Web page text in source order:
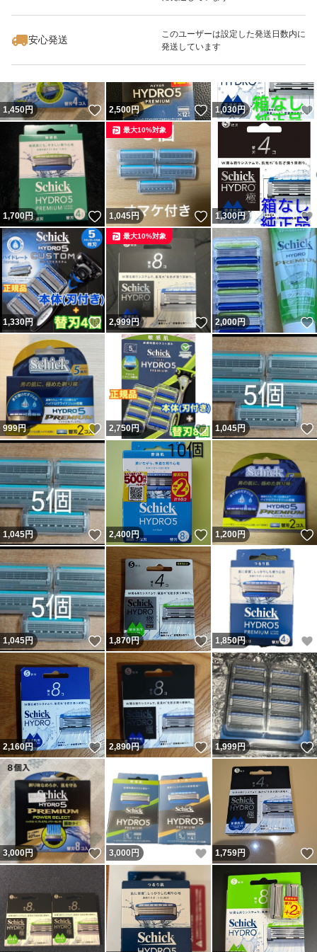
安心発送
このユーザーは設定した発送日数内に
発送しています
いいね！
3,498
1,450円 いいね！
2,500円 いいね！
1,030円
1,700円 いいね！
1,045円 いいね！
最大10%対象
1,300円
1,330円 いいね！
2,999円 いいね！
最大10%対象
2,000円
999円 いいね！
2,750円 いいね！
1,045円
1,045円 いいね！
2,400円 いいね！
1,200円
1,045円 いいね！
1,870円 いいね！
1,850円
2,160円 いいね！
2,890円 いいね！
1,999円
3,000円 いいね！
3,000 円 いいね！
1,759円